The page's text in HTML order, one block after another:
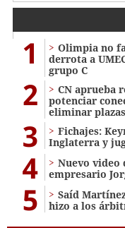
1
Olimpia no
derrota a
grupo C
2
CN aprueba
potenciar
eliminar
3
Fichajes:
Inglaterra y
4
Nuevo video
empresario
5
Saíd
hizo a los